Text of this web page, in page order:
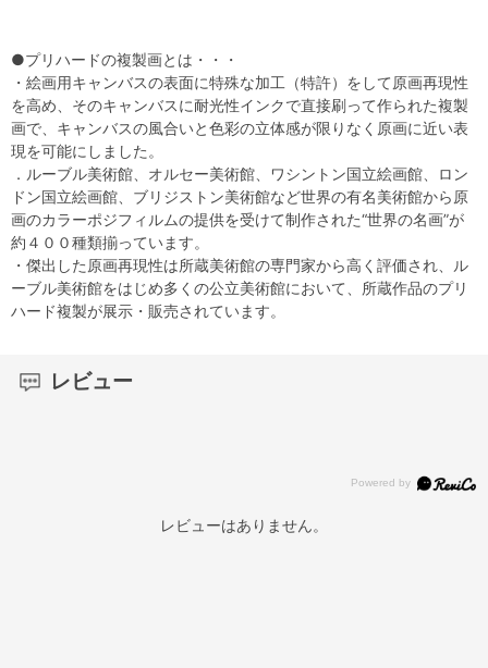
●プリハードの複製画とは・・・
・絵画用キャンバスの表面に特殊な加工（特許）をして原画再現性
を高め、そのキャンバスに耐光性インクで直接刷って作られた複製
画で、キャンバスの風合いと色彩の立体感が限りなく原画に近い表
現を可能にしました。
．ルーブル美術館、オルセー美術館、ワシントン国立絵画館、ロン
ドン国立絵画館、ブリジストン美術館など世界の有名美術館から原
画のカラーポジフィルムの提供を受けて制作された“世界の名画”が
約４００種類揃っています。
・傑出した原画再現性は所蔵美術館の専門家から高く評価され、ル
ーブル美術館をはじめ多くの公立美術館において、所蔵作品のプリ
ハード複製が展示・販売されています。
レビュー
レビューはありません。